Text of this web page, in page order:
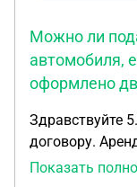
Можно ли
автомобиля,
оформлено
Здравствуйте
договору. Арендатель исчез вместе с авто. В
открытие
Показать